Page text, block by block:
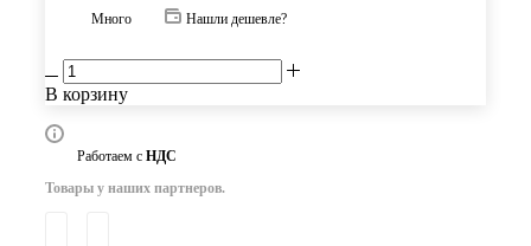
Много Нашли дешевле?
В корзину
Работаем с НДС
Товары у наших партнеров.